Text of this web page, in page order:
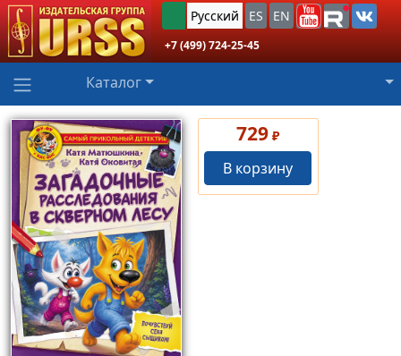
Русский ES EN
+7 (499) 724-25-45
Каталог
729 ₽
В корзину